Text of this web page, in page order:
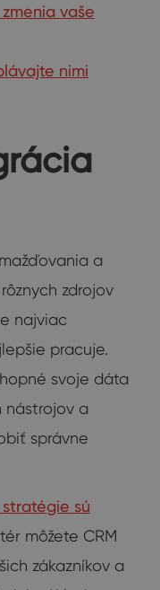
vaše
nimi
a
zdrojov
najviac
pracuje.
svoje dáta
nástrojov a
správne
sú
môžete CRM
zákazníkov a